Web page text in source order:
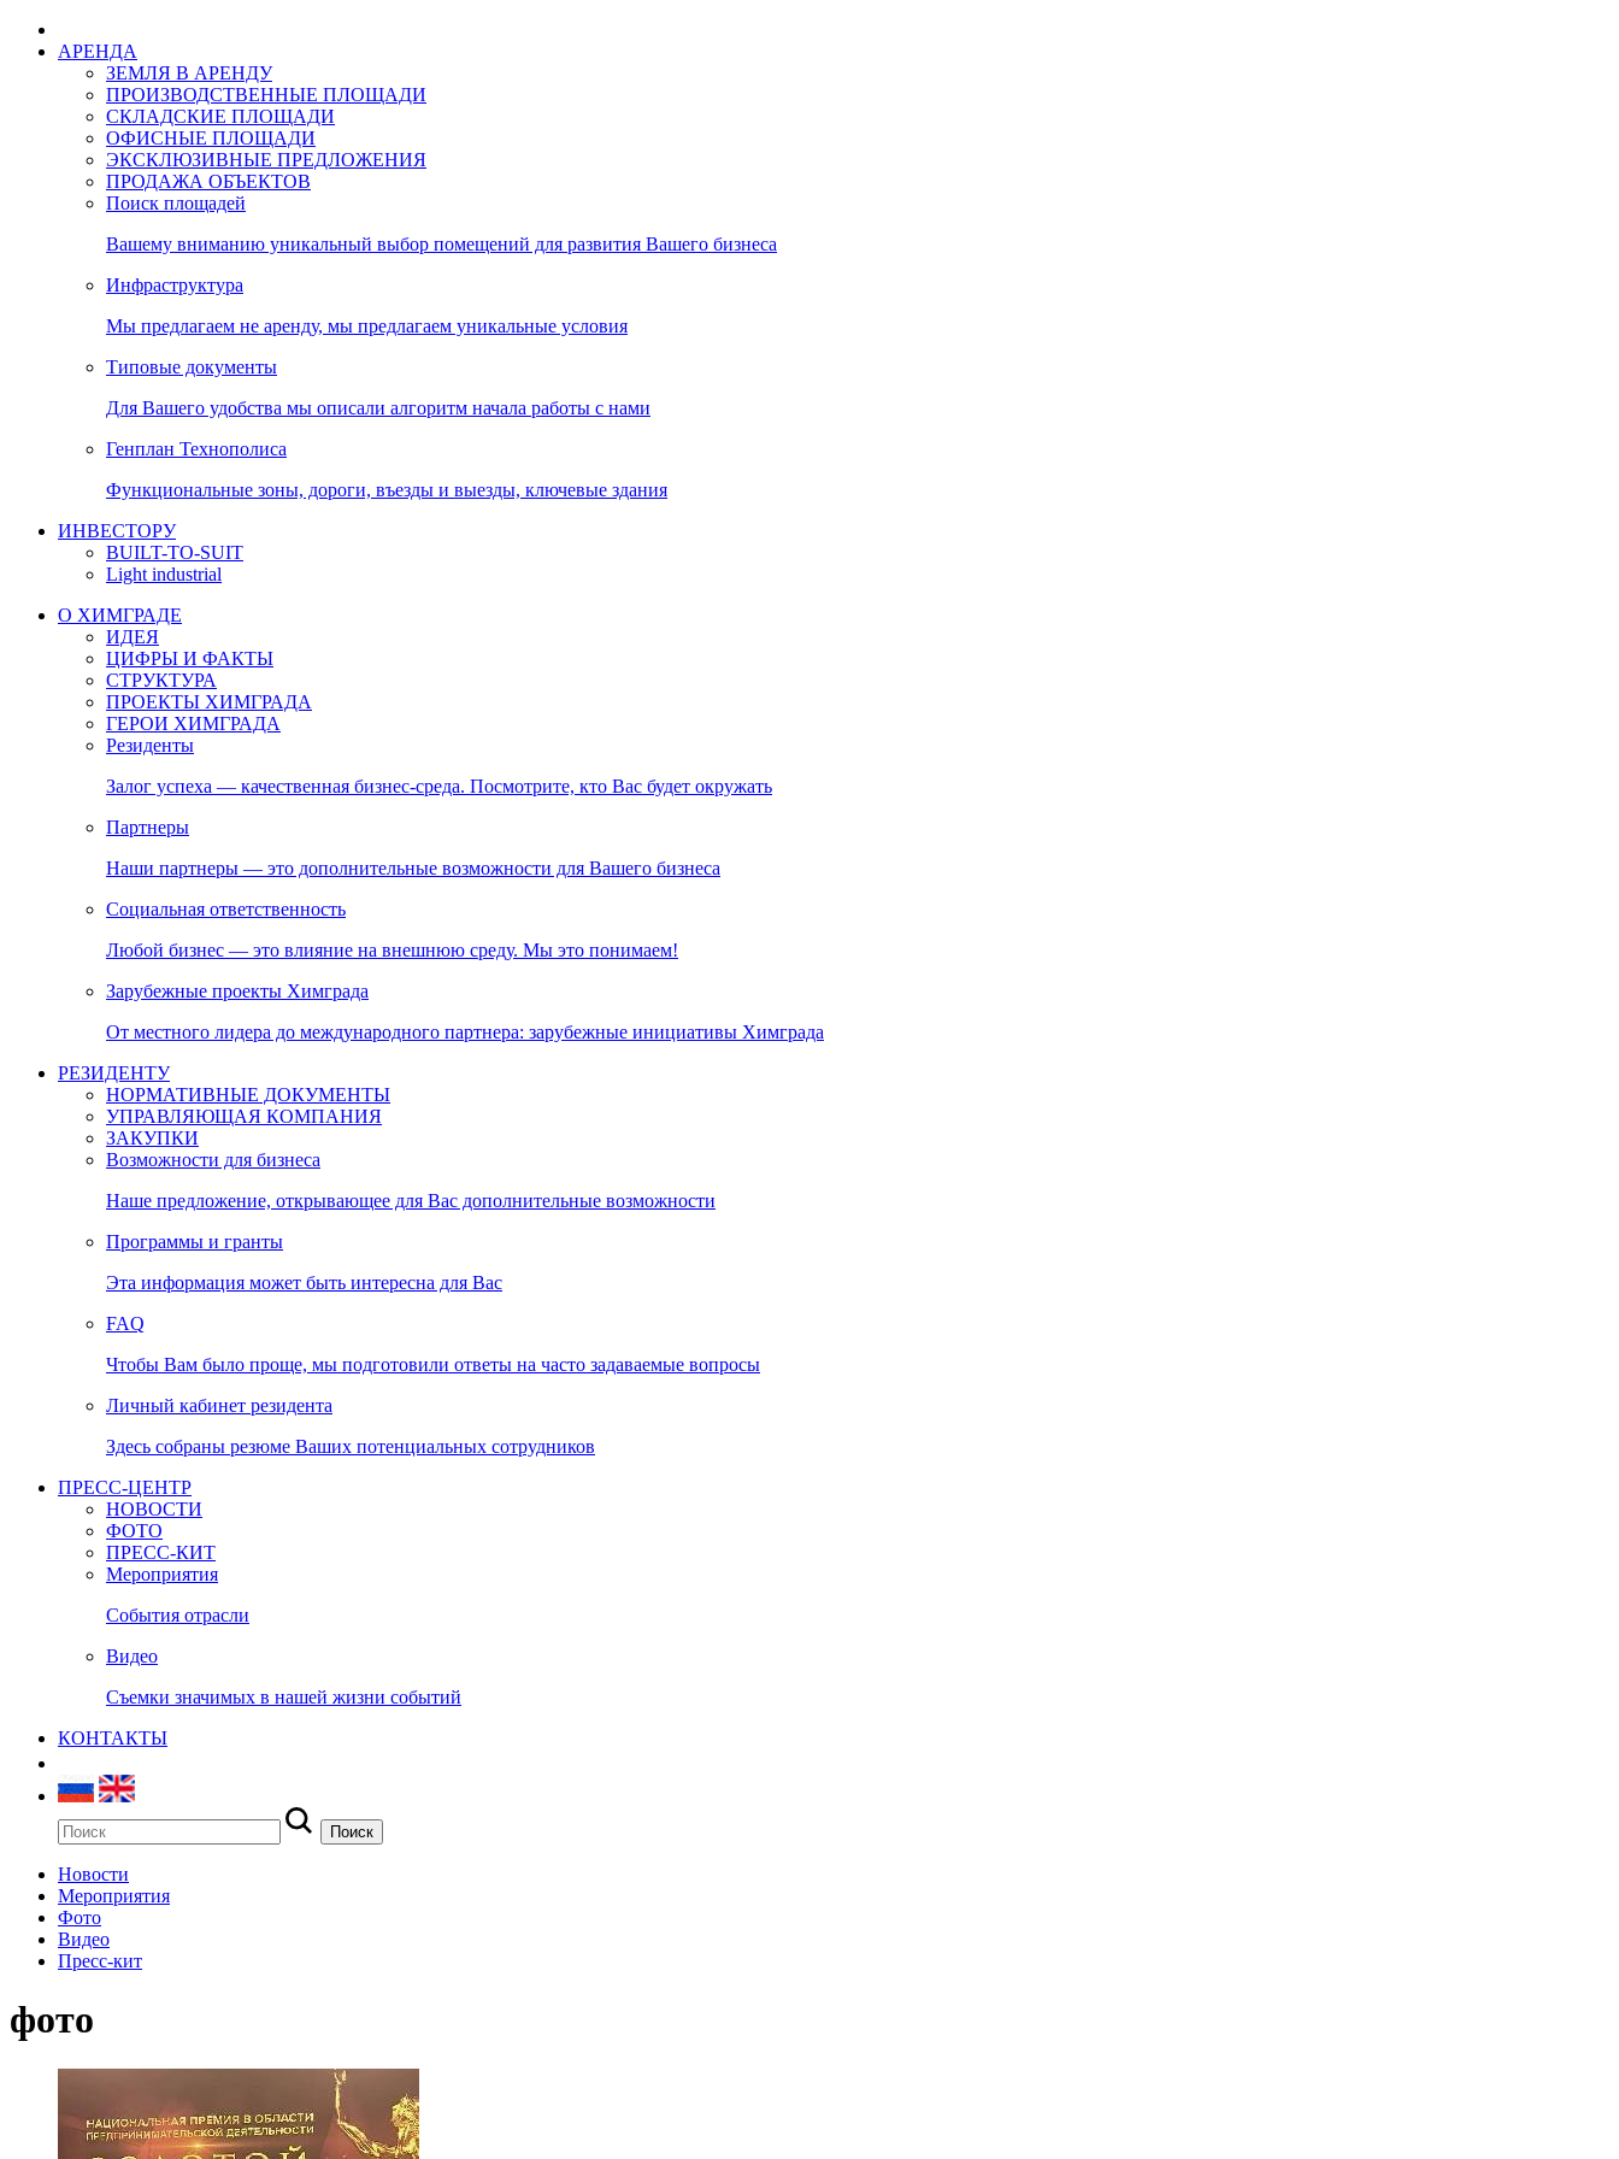
АРЕНДА
ЗЕМЛЯ В АРЕНДУ
ПРОИЗВОДСТВЕННЫЕ ПЛОЩАДИ
СКЛАДСКИЕ ПЛОЩАДИ
ОФИСНЫЕ ПЛОЩАДИ
ЭКСКЛЮЗИВНЫЕ ПРЕДЛОЖЕНИЯ
ПРОДАЖА ОБЪЕКТОВ
Поиск площадей
Вашему вниманию уникальный выбор помещений для развития Вашего бизнеса
Инфраструктура
Мы предлагаем не аренду, мы предлагаем уникальные условия
Типовые документы
Для Вашего удобства мы описали алгоритм начала работы с нами
Генплан Технополиса
Функциональные зоны, дороги, въезды и выезды, ключевые здания
ИНВЕСТОРУ
BUILT-TO-SUIT
Light industrial
О ХИМГРАДЕ
ИДЕЯ
ЦИФРЫ И ФАКТЫ
СТРУКТУРА
ПРОЕКТЫ ХИМГРАДА
ГЕРОИ ХИМГРАДА
Резиденты
Залог успеха — качественная бизнес-среда. Посмотрите, кто Вас будет окружать
Партнеры
Наши партнеры — это дополнительные возможности для Вашего бизнеса
Социальная ответственность
Любой бизнес — это влияние на внешнюю среду. Мы это понимаем!
Зарубежные проекты Химграда
От местного лидера до международного партнера: зарубежные инициативы Химграда
РЕЗИДЕНТУ
НОРМАТИВНЫЕ ДОКУМЕНТЫ
УПРАВЛЯЮЩАЯ КОМПАНИЯ
ЗАКУПКИ
Возможности для бизнеса
Наше предложение, открывающее для Вас дополнительные возможности
Программы и гранты
Эта информация может быть интересна для Вас
FAQ
Чтобы Вам было проще, мы подготовили ответы на часто задаваемые вопросы
Личный кабинет резидента
Здесь собраны резюме Ваших потенциальных сотрудников
ПРЕСС-ЦЕНТР
НОВОСТИ
ФОТО
ПРЕСС-КИТ
Мероприятия
События отрасли
Видео
Съемки значимых в нашей жизни событий
КОНТАКТЫ
Новости
Мероприятия
Фото
Видео
Пресс-кит
фото